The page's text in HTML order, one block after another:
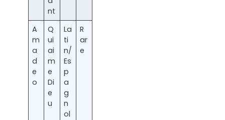
nt
A
m
a
d
e
o
Q
ui
ai
m
e
Di
e
u
La
ti
n/
Es
p
a
g
n
ol
R
ar
e